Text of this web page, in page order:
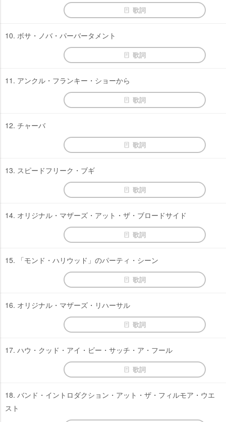
歌詞
10. ボサ・ノバ・パーバータメント
歌詞
11. アンクル・フランキー・ショーから
歌詞
12. チャーバ
歌詞
13. スピードフリーク・ブギ
歌詞
14. オリジナル・マザーズ・アット・ザ・ブロードサイド
歌詞
15. 「モンド・ハリウッド」のパーティ・シーン
歌詞
16. オリジナル・マザーズ・リハーサル
歌詞
17. ハウ・クッド・アイ・ビー・サッチ・ア・フール
歌詞
18. バンド・イントロダクション・アット・ザ・フィルモア・ウエ
スト